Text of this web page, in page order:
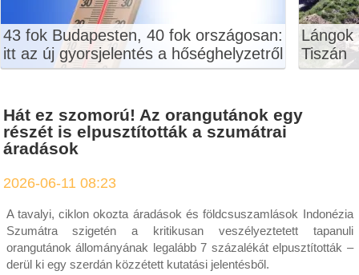
43 fok Budapesten, 40 fok országosan:
itt az új gyorsjelentés a hőséghelyzetről
Lángok
Tiszán
Hát ez szomorú! Az orangutánok egy
részét is elpusztították a szumátrai
áradások
2026-06-11 08:23
A tavalyi, ciklon okozta áradások és földcsuszamlások Indonézia
Szumátra szigetén a kritikusan veszélyeztetett tapanuli
orangutánok állományának legalább 7 százalékát elpusztították –
derül ki egy szerdán közzétett kutatási jelentésből.